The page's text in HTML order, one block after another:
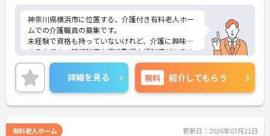
られます
・育児短時間勤務や永年勤続表彰制度など、スタッ
フの貢献をしっかりと評価し還元する体制が整って
います
神奈川県横浜市に位置する、介護付き有料老人ホー
ムでの介護職員の募集です。
未経験で資格も持っていないけれど、介護に興味の
ある方でも、研修制度や資格取得支援制度があるの
で、働きながらスキルアップも目指せます。
また、マイカー通勤・バイク通勤・自転車通勤が可
能で、無料の駐車場・駐輪場もあるので、通勤がら
くらくできます。
ご興味のある方は、面接ポイントをお伝えしますの
詳細を見る 無料 紹介してもらう
有料老人ホーム 更新日：2026年07月21日